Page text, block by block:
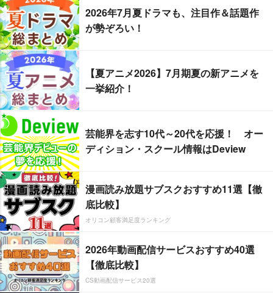
2026年7月夏ドラマも、注目作＆話題作
が勢ぞろい！
【夏アニメ2026】7月期夏の新アニメを
一挙紹介！
芸能界を志す10代～20代を応援！ オー
ディション・スクール情報はDeview
漫画読み放題サブスクおすすめ11選【徹
底比較】
オリコン顧客満足度ランキング
2026年動画配信サービスおすすめ40選
【徹底比較】
CS動画配信サービス20選